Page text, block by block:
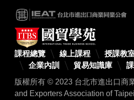
課程總覽 線上課程 授課教
企業內訓
貿易知識庫
版權所有 © 2023 台北市進出口商
and Exporters Association of